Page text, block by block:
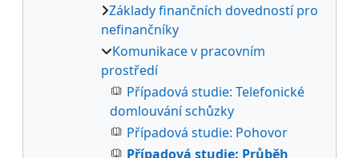
Základy finančních dovedností pro
nefinančníky
Komunikace v pracovním
prostředí
Případová studie: Telefonické
domlouvání schůzky
Případová studie: Pohovor
Případová studie: Průběh